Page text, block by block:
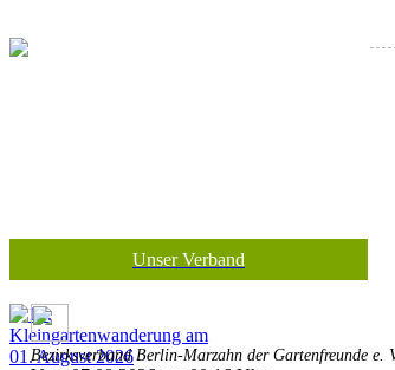
Unser Verband
Bezirksverband Berlin-Marzahn der Gartenfreunde e.